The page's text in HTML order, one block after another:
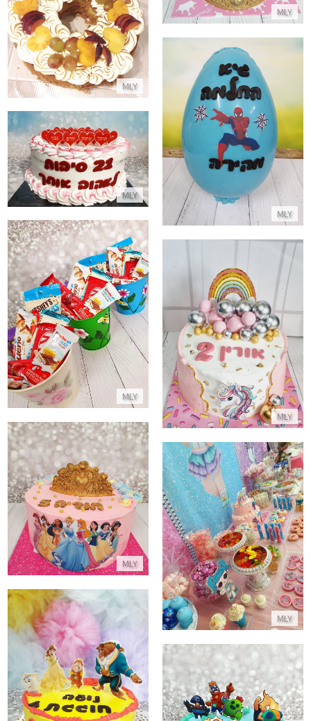
MLY
MLY
עוגת וניל מרנג ופירות טריים
התקשר/י
MLY
ביצת שוקולד ספיידרמן
התקשר/י
MLY
עוגת 21 סיבות לאהוב
התקשר/י
MLY
מארזי שוקולדים אישיים
התקשר/י
MLY
עוגה של חד קרן
התקשר/י
MLY
עוגה של נסיכות
התקשר/י
MLY
בר מתוק לול LOL
התקשר/י
עוגת היפה והחיה
התקשר/י
עוגת יום הולדת בעיצוב בראול סטארס